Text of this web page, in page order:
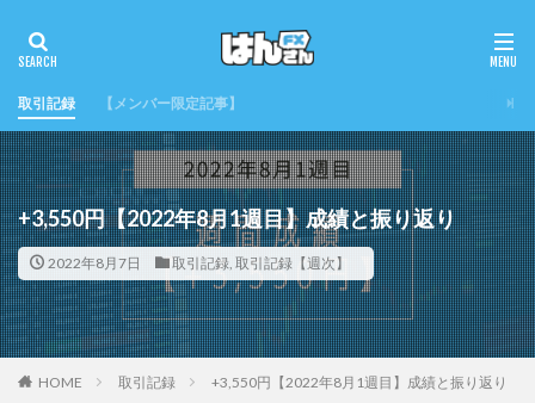
取引記録 【メンバー限定記事】
+3,550円【2022年8月1週目】成績と振り返り
2022年8月7日 取引記録, 取引記録【週次】
HOME 取引記録 +3,550円【2022年8月1週目】成績と振り返り